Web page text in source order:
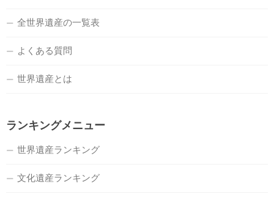
全世界遺産の一覧表
よくある質問
世界遺産とは
ランキングメニュー
世界遺産ランキング
文化遺産ランキング